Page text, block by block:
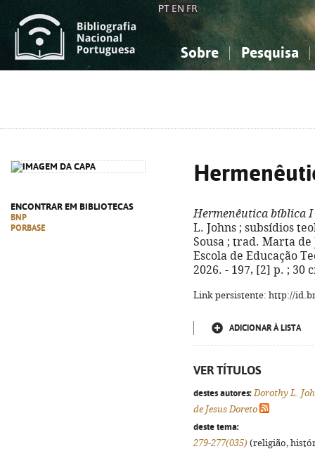
PT EN FR
Sobre Pesquisa
ENCONTRAR EM BIBLIOTECAS
BNP
PORBASE
Hermenêutica bíblica I
L. Johns ; subsídios
Sousa ; trad. Marta de
Escola de Educação
2026. - 197, [2] p. ; 30
Link persistente: http://
ADICIONAR À LISTA
VER TÍTULOS
destes autores: Dorothy L.
de Jesus Doreto
deste tema:
279-277(035) (religião,